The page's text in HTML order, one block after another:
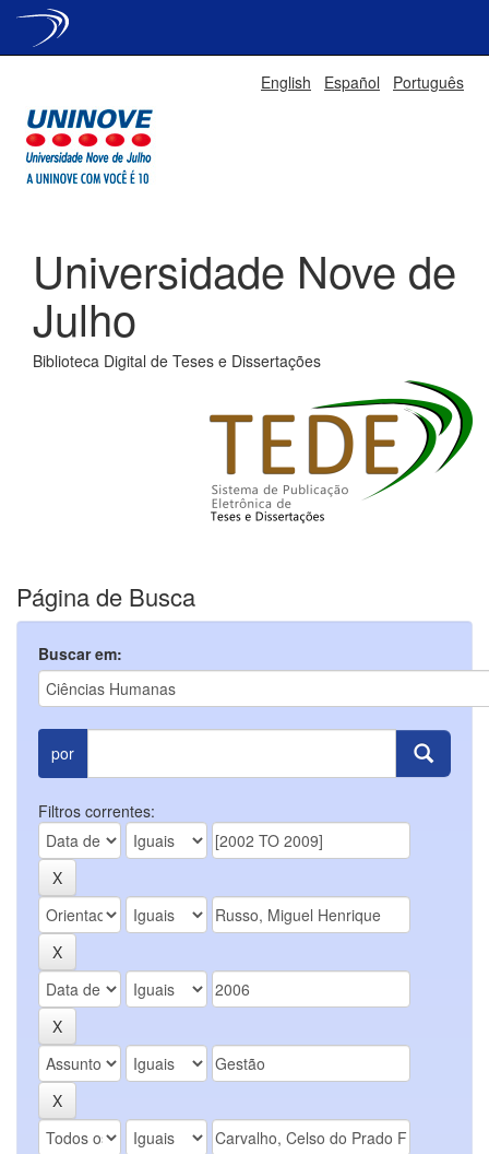
English Español Português
Universidade Nove de
Julho
Biblioteca Digital de Teses e Dissertações
Página de Busca
Buscar em:
por
Filtros correntes: